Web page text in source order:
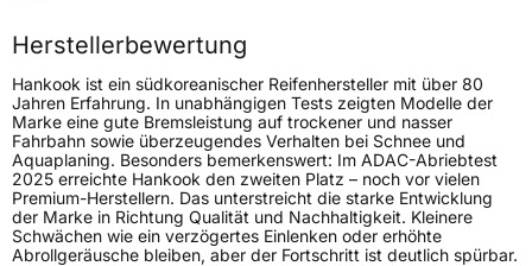
Höchstlast1285/1180 kg
Gewicht (in kg)
21,48 kg
Generelle Merkmale
FahrzeugtypSUV
VerwendungGanzjahresreifen
ModellnameDynapro AT2 RF11
Herstellerbewertung
Hankook ist ein südkoreanischer Reifenhersteller mit über 80
Jahren Erfahrung. In unabhängigen Tests zeigten Modelle der
Marke eine gute Bremsleistung auf trockener und nasser
Fahrbahn sowie überzeugendes Verhalten bei Schnee und
Aquaplaning. Besonders bemerkenswert: Im ADAC-Abriebtest
2025 erreichte Hankook den zweiten Platz – noch vor vielen
Premium-Herstellern. Das unterstreicht die starke Entwicklung
der Marke in Richtung Qualität und Nachhaltigkeit. Kleinere
Schwächen wie ein verzögertes Einlenken oder erhöhte
Abrollgeräusche bleiben, aber der Fortschritt ist deutlich spürbar.